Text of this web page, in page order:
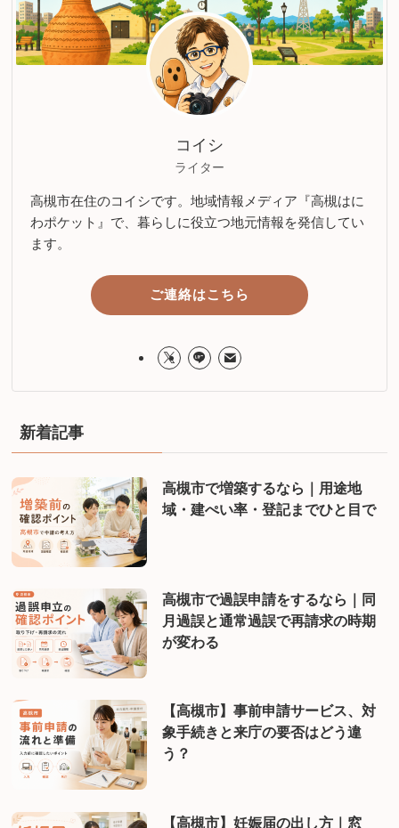
コイシ
ライター
高槻市在住のコイシです。地域情報メディア『高槻はに
わポケット』で、暮らしに役立つ地元情報を発信してい
ます。
ご連絡はこちら
新着記事
高槻市で増築するなら｜用途地
域・建ぺい率・登記までひと目で
高槻市で過誤申請をするなら｜同
月過誤と通常過誤で再請求の時期
が変わる
【高槻市】事前申請サービス、対
象手続きと来庁の要否はどう違
う？
【高槻市】妊娠届の出し方｜窓